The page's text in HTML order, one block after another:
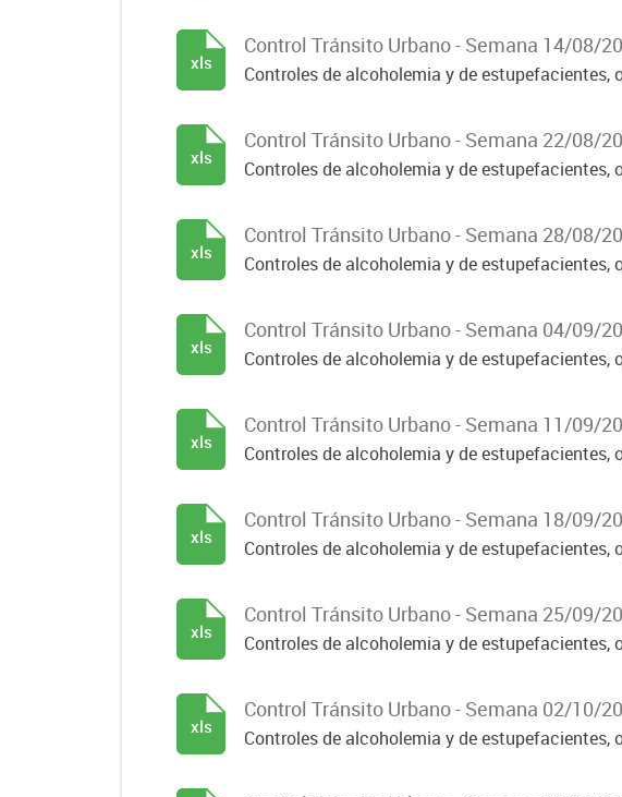
Control Tránsito Urbano - Semana 14/08/
Controles de alcoholemia y de
xls
Control Tránsito Urbano - Semana 22/08/
Controles de alcoholemia y de
xls
Control Tránsito Urbano - Semana 28/08/
Controles de alcoholemia y de
xls
Control Tránsito Urbano - Semana 04/09/
Controles de alcoholemia y de
xls
Control Tránsito Urbano - Semana 11/09/
Controles de alcoholemia y de
xls
Control Tránsito Urbano - Semana 18/09/
Controles de alcoholemia y de
xls
Control Tránsito Urbano - Semana 25/09/
Controles de alcoholemia y de
xls
Control Tránsito Urbano - Semana 02/10/
Controles de alcoholemia y de
xls